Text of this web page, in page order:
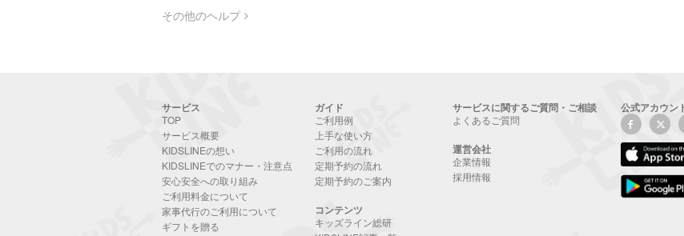
その他のヘルプ
サービス
TOP
サービス概要
KIDSLINEの想い
KIDSLINEでのマナー・注意点
安心安全への取り組み
ご利用料金について
家事代行のご利用について
ギフトを贈る
ガイド
ご利用例
上手な使い方
ご利用の流れ
定期予約の流れ
定期予約のご案内
コンテンツ
キッズライン総研
サービスに関するご質問・ご相談
よくあるご質問
運営会社
企業情報
採用情報
公式アカウン